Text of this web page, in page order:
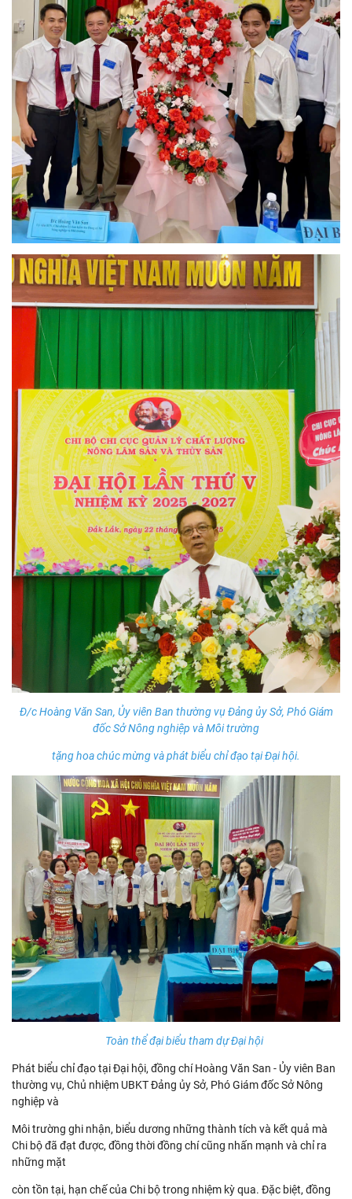
Đ/c Hoàng Văn San, Ủy viên Ban thường vụ Đảng ủy Sở, Phó Giám
đốc Sở Nông nghiệp và Môi trường
tặng hoa chúc mừng và phát biểu chỉ đạo tại Đại hội.
Toàn thể đại biểu tham dự Đại hội
Phát biểu chỉ đạo tại Đại hội, đồng chí Hoàng Văn San - Ủy viên Ban
thường vụ, Chủ nhiệm UBKT Đảng ủy Sở, Phó Giám đốc Sở Nông
nghiệp và
Môi trường ghi nhận, biểu dương những thành tích và kết quả mà
Chi bộ đã đạt được, đồng thời đồng chí cũng nhấn mạnh và chỉ ra
những mặt
còn tồn tại, hạn chế của Chi bộ trong nhiệm kỳ qua. Đặc biệt, đồng